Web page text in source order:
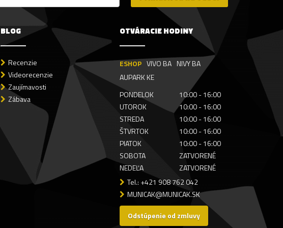
BLOG
Recenzie
Videorecenzie
Zaujímavosti
Zábava
OTVÁRACIE HODINY
ESHOP VIVO BA NIVY BA
AUPARK KE
PONDELOK
10:00 - 16:00
UTOROK
10:00 - 16:00
STREDA
10:00 - 16:00
ŠTVRTOK
10:00 - 16:00
PIATOK
10:00 - 16:00
SOBOTA
ZATVORENÉ
NEDEĽA
ZATVORENÉ
Tel.: +421 908 762 042
MUNICAK@MUNICAK.SK
Odstúpenie od zmluvy